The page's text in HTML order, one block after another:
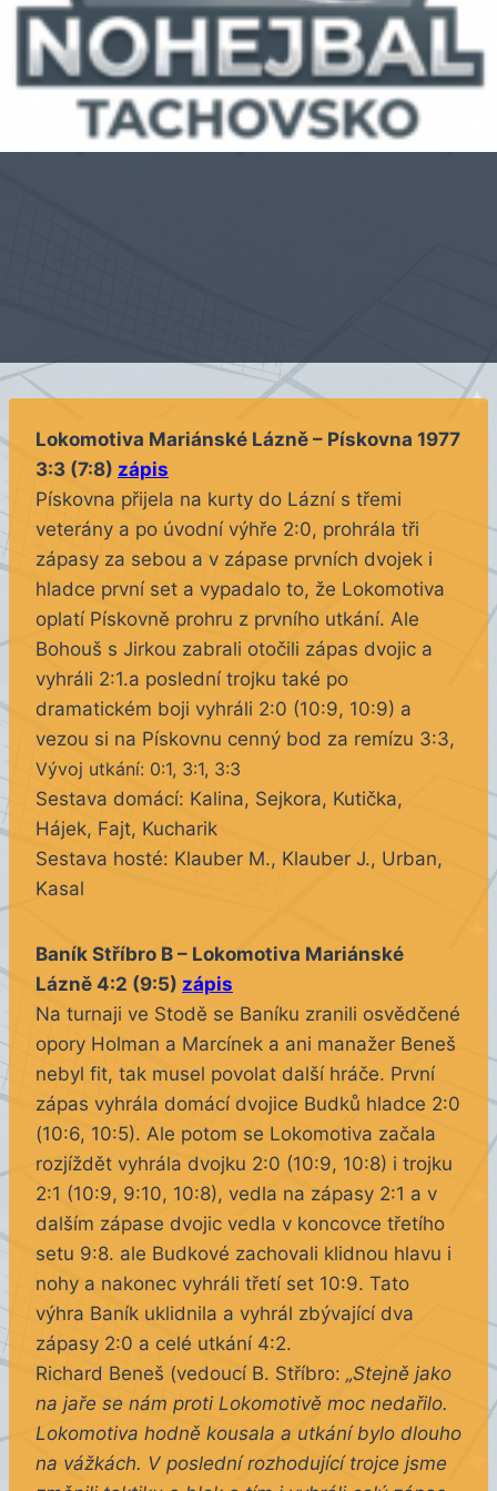
Lokomotiva Mariánské Lázně – Pískovna 1977
3:3 (7:8) zápis
Pískovna přijela na kurty do Lázní s třemi
veterány a po úvodní výhře 2:0, prohrála tři
zápasy za sebou a v zápase prvních dvojek i
hladce první set a vypadalo to, že Lokomotiva
oplatí Pískovně prohru z prvního utkání. Ale
Bohouš s Jirkou zabrali otočili zápas dvojic a
vyhráli 2:1.a poslední trojku také po
dramatickém boji vyhráli 2:0 (10:9, 10:9) a
vezou si na Pískovnu cenný bod za remízu 3:3,
Vývoj utkání: 0:1, 3:1, 3:3
Sestava domácí: Kalina, Sejkora, Kutička,
Hájek, Fajt, Kucharik
Sestava hosté: Klauber M., Klauber J., Urban,
Kasal
Baník Stříbro B – Lokomotiva Mariánské
Lázně 4:2 (9:5) zápis
Na turnaji ve Stodě se Baníku zranili osvědčené
opory Holman a Marcínek a ani manažer Beneš
nebyl fit, tak musel povolat další hráče. První
zápas vyhrála domácí dvojice Budků hladce 2:0
(10:6, 10:5). Ale potom se Lokomotiva začala
rozjíždět vyhrála dvojku 2:0 (10:9, 10:8) i trojku
2:1 (10:9, 9:10, 10:8), vedla na zápasy 2:1 a v
dalším zápase dvojic vedla v koncovce třetího
setu 9:8. ale Budkové zachovali klidnou hlavu i
nohy a nakonec vyhráli třetí set 10:9. Tato
výhra Baník uklidnila a vyhrál zbývající dva
zápasy 2:0 a celé utkání 4:2.
Richard Beneš (vedoucí B. Stříbro: „Stejně jako
na jaře se nám proti Lokomotivě moc nedařilo.
Lokomotiva hodně kousala a utkání bylo dlouho
na vážkách. V poslední rozhodující trojce jsme